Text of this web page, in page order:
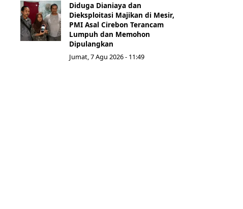
Diduga Dianiaya dan
Dieksploitasi Majikan di Mesir,
PMI Asal Cirebon Terancam
Lumpuh dan Memohon
Dipulangkan
Jumat, 7 Agu 2026 - 11:49